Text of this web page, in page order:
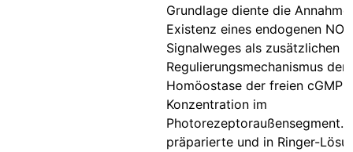
Grundlage diente die
Existenz eines endogenen NO/
Signalweges als zusätzlichen
Regulierungsmechanismus der
Homöostase der freien cGMP
Konzentration im
Photorezeptoraußensegment.
präparierte und in Ringer-